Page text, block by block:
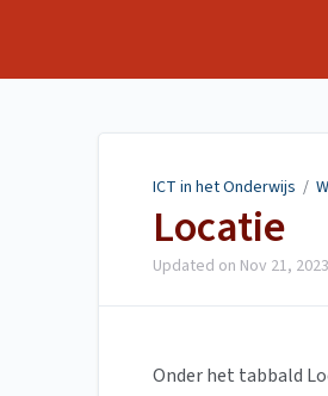
ICT in het Onderwijs /
Locatie
Updated on Nov 21, 2023
Onder het tabbald